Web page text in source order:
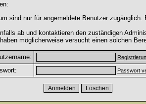
sind nur für angemeldete Benutzer
ab und kontaktieren den zuständigen
möglicherweise versucht einen solchen
Passwort